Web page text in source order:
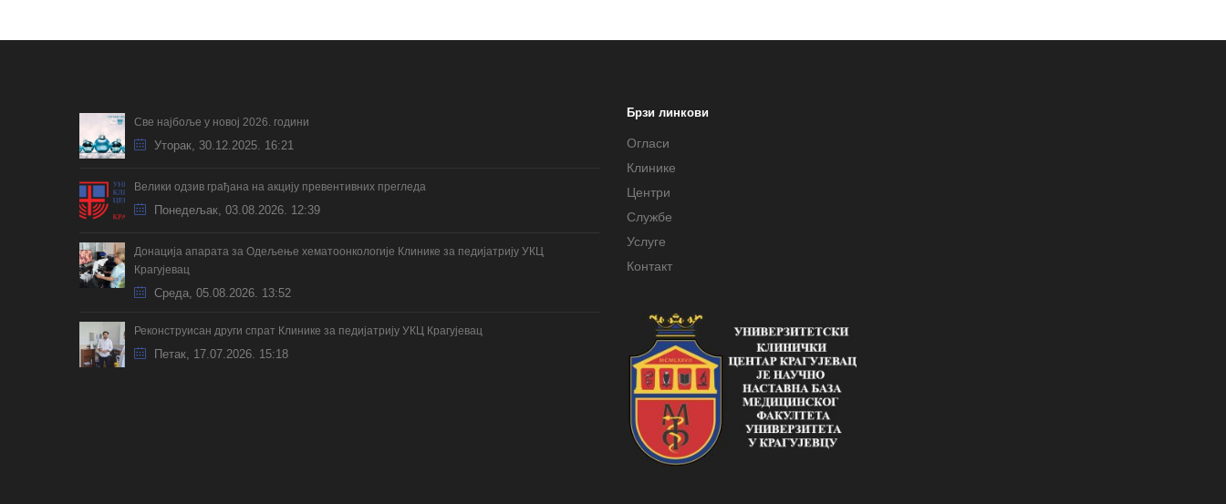
Све најбоље у новој 2026. години
Уторак, 30.12.2025. 16:21
Велики одзив грађана на акцију превентивних прегледа
Понедељак, 03.08.2026. 12:39
Донација апарата за Одељење хематоонкологије Клинике за педијатрију УКЦ
Крагујевац
Cреда, 05.08.2026. 13:52
Реконструисан други спрат Клинике за педијатрију УКЦ Крагујевац
Петак, 17.07.2026. 15:18
Брзи линкови
Огласи
Клинике
Центри
Службе
Услуге
Контакт